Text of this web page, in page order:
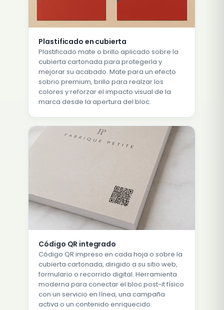
Plastificado en cubierta
Plastificado mate o brillo aplicado sobre la
cubierta cartonada para protegerla y
mejorar su acabado. Mate para un efecto
sobrio premium, brillo para realzar los
colores y reforzar el impacto visual de la
marca desde la apertura del bloc.
Código QR integrado
Código QR impreso en cada hoja o sobre la
cubierta cartonada, dirigido a su sitio web,
formulario o recorrido digital. Herramienta
moderna para conectar el bloc post-it físico
con un servicio en línea, una campaña
activa o un contenido enriquecido.